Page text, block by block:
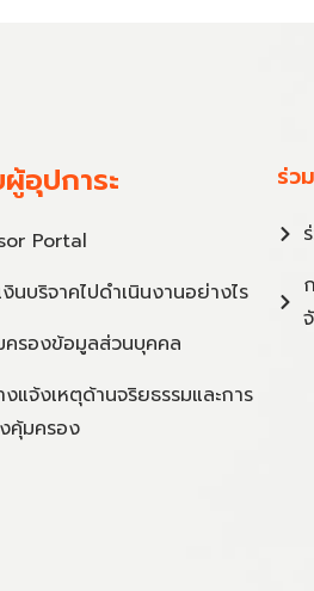
อุปการะ
Portal
งินบริจาคไปดำเนินงานอย่างไร
ครองข้อมูลส่วนบุคคล
แจ้งเหตุด้านจริยธรรมและการ
คุ้มครอง
ร่ว